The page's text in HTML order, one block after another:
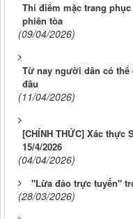
Thí điểm mặc trang
phiên tòa
(09/04/2026)
Từ nay người dân có
đâu
(11/04/2026)
[CHÍNH THỨC] Xác thực
15/4/2026
(04/04/2026)
"Lừa đảo trực tuyến"
(28/03/2026)